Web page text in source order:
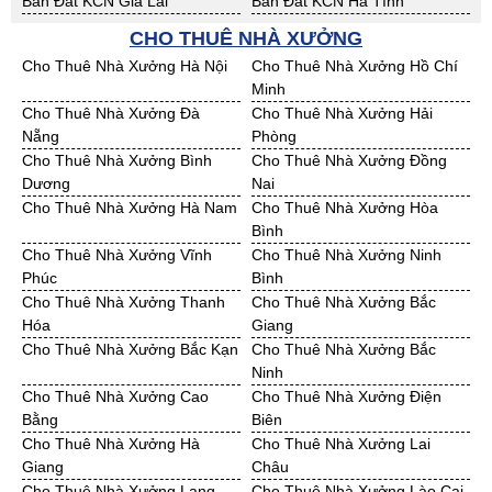
Bán Đất KCN Nghệ An
Bán Đất KCN Ninh Thuận
Bán Đất KCN Phú Yên
Bán Đất KCN Quảng Bình
Bán Đất KCN Quảng Nam
Bán Đất KCN Quảng Ngãi
Bán Đất KCN Bà Rịa - VT
Bán Đất KCN Cần Thơ
Bán Đất KCN An Giang
Bán Đất KCN Bạc Liêu
Bán Đất KCN Bến Tre
Bán Đất KCN Bình Phước
Bán Đất KCN Cà Mau
Bán Đất KCN Đồng Tháp
Bán Đất KCN Hậu Giang
Bán Đất KCN Kiên Giang
Bán Đất KCN Long An
Bán Đất KCN Sóc Trăng
Bán Đất KCN Tây Ninh
Bán Đất KCN Tiền Giang
Bán Đất KCN Trà Vinh
Bán Đất KCN Vĩnh Long
Bán Đất KCN Hải Dương
Bán Đất KCN Hưng Yên
Bán Đất KCN Quảng Ninh
CHO THUÊ NHÀ XƯỞNG
Cho Thuê Nhà Xưởng Hà Nội
Cho Thuê Nhà Xưởng Hồ Chí
Minh
Cho Thuê Nhà Xưởng Đà
Nẵng
Cho Thuê Nhà Xưởng Hải
Phòng
Cho Thuê Nhà Xưởng Bình
Dương
Cho Thuê Nhà Xưởng Đồng
Nai
Cho Thuê Nhà Xưởng Hà Nam
Cho Thuê Nhà Xưởng Hòa
Bình
Cho Thuê Nhà Xưởng Vĩnh
Phúc
Cho Thuê Nhà Xưởng Ninh
Bình
Cho Thuê Nhà Xưởng Thanh
Hóa
Cho Thuê Nhà Xưởng Bắc
Giang
Cho Thuê Nhà Xưởng Bắc Kạn
Cho Thuê Nhà Xưởng Bắc
Ninh
Cho Thuê Nhà Xưởng Cao
Bằng
Cho Thuê Nhà Xưởng Điện
Biên
Cho Thuê Nhà Xưởng Hà
Giang
Cho Thuê Nhà Xưởng Lai
Châu